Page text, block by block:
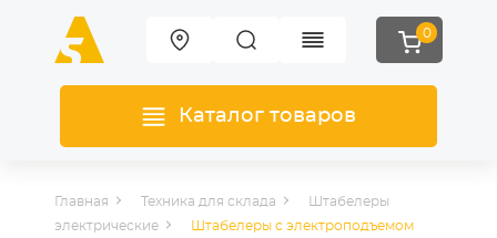
0
Каталог товаров
Главная Техника для склада
Штабелеры
электрические
Штабелеры с электроподъемом